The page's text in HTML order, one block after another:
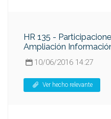
HR 135 -
Ampliación
10/06/2016 14:27
Ver hecho relevante